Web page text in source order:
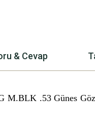
& Cevap
M.BLK .53 Günes